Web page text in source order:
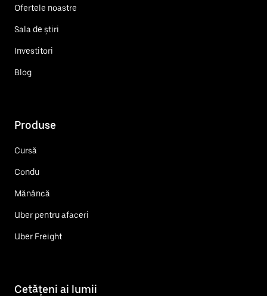
Ofertele noastre
Sala de știri
Investitori
Blog
Produse
Cursă
Condu
Mănâncă
Uber pentru afaceri
Uber Freight
Cetățeni ai lumii